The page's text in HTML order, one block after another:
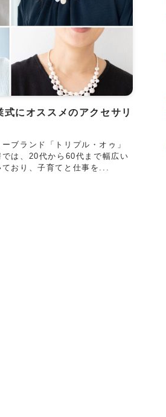
にオススメのアクセサリ
ブランド「トリプル・オゥ」
は、20代から60代まで幅広い
おり、子育てと仕事を...